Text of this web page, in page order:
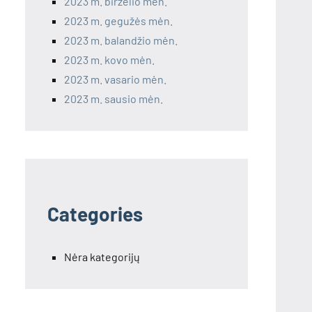
2023 m. gegužės mėn.
2023 m. balandžio mėn.
2023 m. kovo mėn.
2023 m. vasario mėn.
2023 m. sausio mėn.
Categories
Nėra kategorijų